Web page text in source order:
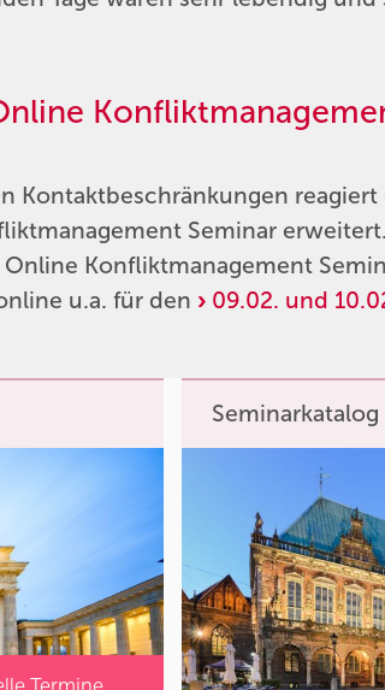
Kontaktbeschränkungen reagiert
Seminar erweitert.
Konfliktmanagement
u.a. für den 09.02. und
Termine